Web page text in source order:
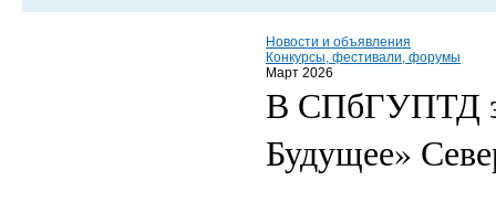
Новости и объявления
Конкурсы, фестивали, форумы
Март 2026
В СПбГУПТД
Будущее»